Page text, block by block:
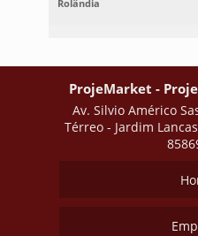
Rolândia
ProjeMarket -
Av. Silvio Américo
Térreo - Jardim